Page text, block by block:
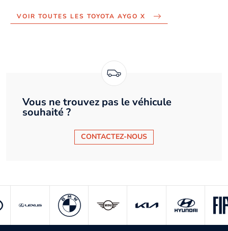
VOIR TOUTES LES TOYOTA AYGO X
Vous ne trouvez pas le véhicule
souhaité ?
CONTACTEZ-NOUS